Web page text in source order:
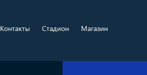
Контакты Стадион Магазин